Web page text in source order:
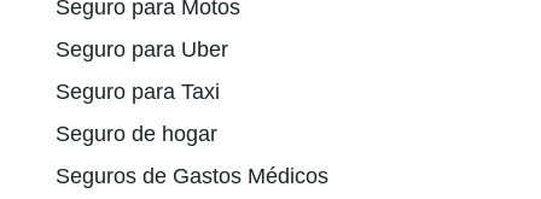
Seguro para Motos
Seguro para Uber
Seguro para Taxi
Seguro de hogar
Seguros de Gastos Médicos